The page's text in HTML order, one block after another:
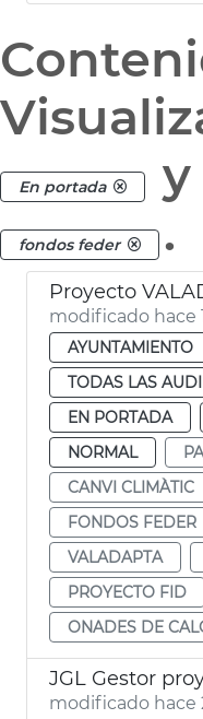
En portada
fondos feder .
Proyecto
modificado hace
AYUNTAMIENTO
TODAS LAS
EN PORTADA
NORMAL
CANVI CLIMÀTIC
FONDOS FEDER
VALADAPTA
PROYECTO FID
ONADES DE
JGL Gestor
modificado hace